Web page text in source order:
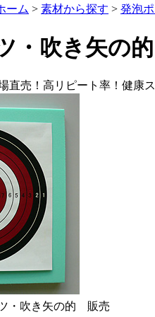
ーム > 素材から探す > 発泡
・吹き矢の
直売！高リピート率！健康
・吹き矢の的 販売